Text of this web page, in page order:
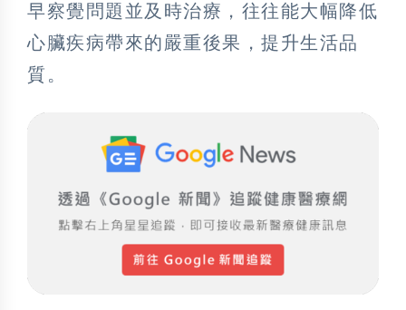
早察覺問題並及時治療，往往能大幅降低
心臟疾病帶來的嚴重後果，提升生活品
質。